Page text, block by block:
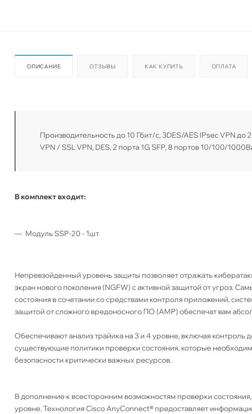
ОПИСАНИЕ ОТЗЫВЫ КАК КУПИТЬ ОПЛАТА
Производительность до 10 Гбит/с, 3DES/AES IPsec VPN
VPN / SSL VPN, DES, 2 порта 1G SFP, 8 портов 10/100/
В комплект входит:
Модуль SSP-20 - 1шт
Непревзойденный уровень защиты позволяет отражать
экран нового поколения (NGFW) с активной защитой от угроз.
состояния в сочетании со средствами контроля приложений,
защитой от сложного вредоносного ПО (AMP) обеспечат вам
Обеспечивают анализ трайика на 3 и 4 уровне, включая контроль
существующие политики проверки состояния, которые
безопасности критически важных ресурсов.
В дополнение к всесторонним возможностям проверки
уровне. Технология Cisco AnyConnect® предоставляет